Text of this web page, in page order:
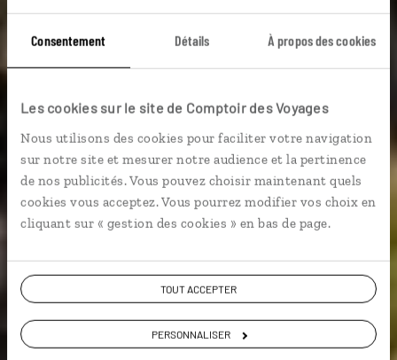
Consentement Détails À propos des cookies
Les cookies sur le site de Comptoir des Voyages
Nous utilisons des cookies pour faciliter votre navigation
sur notre site et mesurer notre audience et la pertinence
de nos publicités. Vous pouvez choisir maintenant quels
cookies vous acceptez. Vous pourrez modifier vos choix en
cliquant sur « gestion des cookies » en bas de page.
TOUT ACCEPTER
PERSONNALISER
Cap au nord !
Autotour au Nord de l’Irlande : Belfast, Chaussée des
Géants, Donegal...
Voyager à l’essentiel
VOIR LA GALERIE PHOTOS